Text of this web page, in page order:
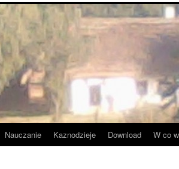
Nauczanie Kaznodzieje Download W co